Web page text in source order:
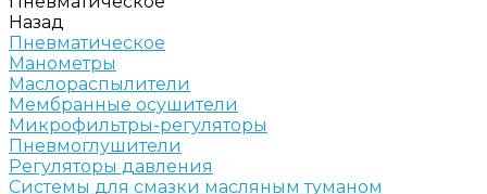
Назад
Пневматическое
Манометры
Маслораспылители
Мембранные осушители
Микрофильтры-регуляторы
Пневмоглушители
Регуляторы давления
Системы для смазки масляным туманом